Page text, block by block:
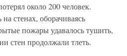
около 200 человек.
стенах, оборачиваясь
пожары удавалось тушить,
стен продолжали тлеть.